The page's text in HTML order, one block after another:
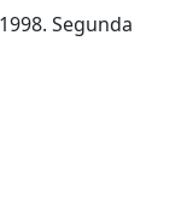
Segunda